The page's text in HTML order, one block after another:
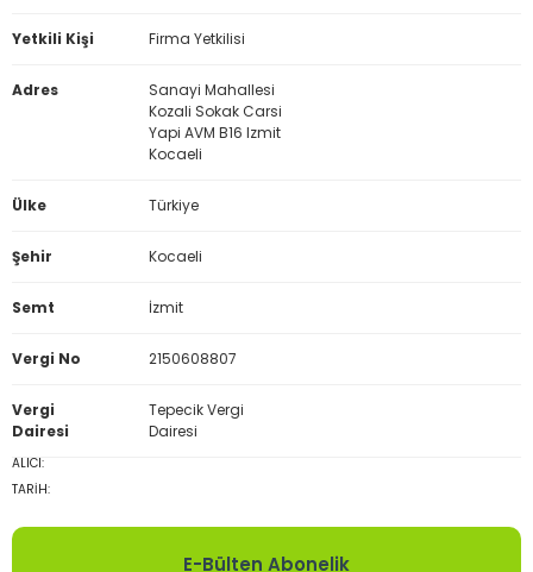
Yetkili Kişi Firma Yetkilisi
Adres
Sanayi Mahallesi
Kozali Sokak Carsi
Yapi AVM B16 Izmit
Kocaeli
Ülke Türkiye
Şehir Kocaeli
Semt İzmit
Vergi No 2150608807
Vergi
Dairesi
Tepecik Vergi
Dairesi
ALICI:
TARİH:
E-Bülten Abonelik